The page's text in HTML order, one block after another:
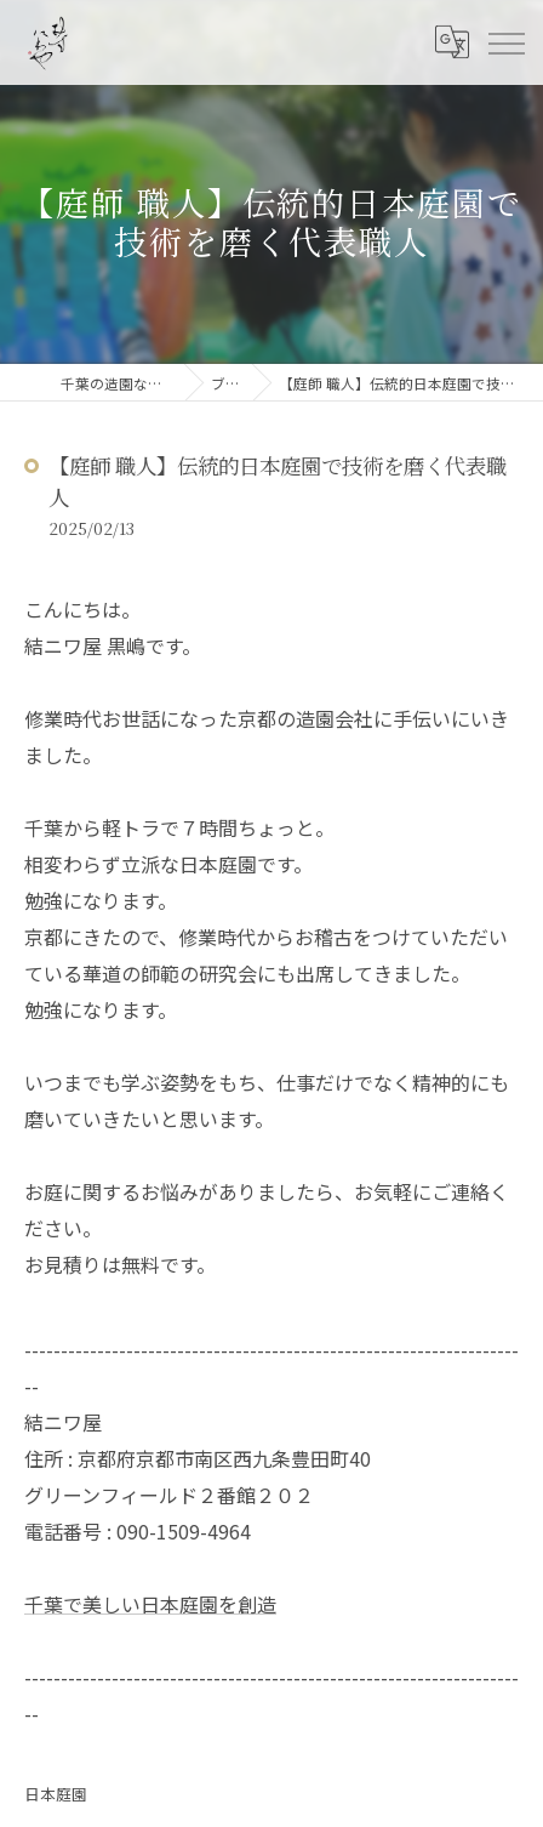
【庭師 職人】伝統的日本庭園で
技術を磨く代表職人
千葉の造園なら結ニワ屋 ブログ 【庭師 職人】伝統的日本庭園で技術を磨く代表職人
【庭師 職人】伝統的日本庭園で技術を磨く代表職
人
2025/02/13
こんにちは。
結ニワ屋 黒嶋です。
修業時代お世話になった京都の造園会社に手伝いにいき
ました。
千葉から軽トラで７時間ちょっと。
相変わらず立派な日本庭園です。
勉強になります。
京都にきたので、修業時代からお稽古をつけていただい
ている華道の師範の研究会にも出席してきました。
勉強になります。
いつまでも学ぶ姿勢をもち、仕事だけでなく精神的にも
磨いていきたいと思います。
お庭に関するお悩みがありましたら、お気軽にご連絡く
ださい。
お見積りは無料です。
--------------------------------------------------------------------
--
結ニワ屋
住所 : 京都府京都市南区西九条豊田町40
グリーンフィールド２番館２０２
電話番号 : 090-1509-4964
千葉で美しい日本庭園を創造
--------------------------------------------------------------------
--
日本庭園